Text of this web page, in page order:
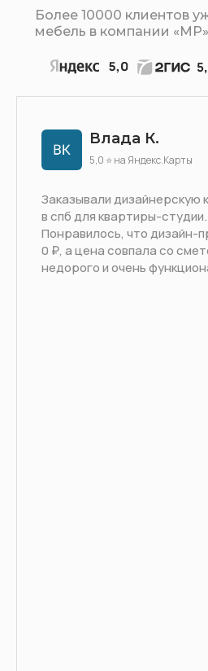
Более 10000 клиентов
мебель в компании
Влада К.
5,0 ⭐ на Яндекс.Карты
Заказывали дизайнерскую
в спб для квартиры-студии.
Понравилось, что дизайн-
0 ₽, а цена совпала со
недорого и очень